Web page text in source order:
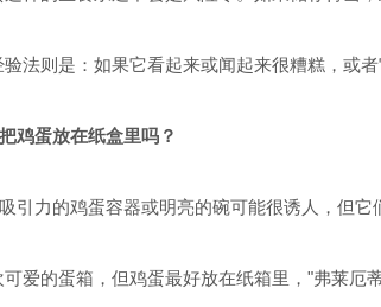
验法则是：如果它看起来或闻起来很糟糕，或
鸡蛋放在纸盒里吗？
引力的鸡蛋容器或明亮的碗可能很诱人，但它
可爱的蛋箱，但鸡蛋最好放在纸箱里，"弗莱厄